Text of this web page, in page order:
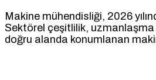
Makine mühendisliği, 2026
Sektörel çeşitlilik, uzmanlaşma
doğru alanda konumlanan